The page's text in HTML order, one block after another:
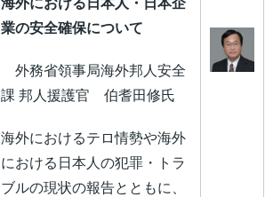
海外における日本人・日本企
業の安全確保について
外務省領事局海外邦人安全
課 邦人援護官 伯耆田修氏
海外におけるテロ情勢や海外
における日本人の犯罪・トラ
ブルの現状の報告とともに、